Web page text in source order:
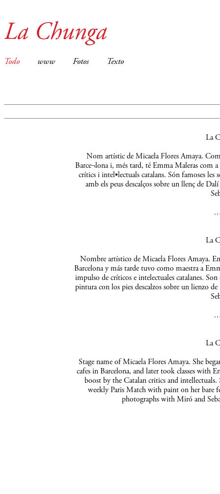
La Chunga
Todo www Fotos Texto
La
Nom artístic de Micaela Flores Amaya.
Barce¬lona i, més tard, té Emma Maleras com
crítics i intel•lectuals catalans. Són famoses
amb els peus descalços sobre un llenç de
La
Nombre artístico de Micaela Flores Amaya.
Barcelona y más tarde tuvo como maestra a
impulso de críticos e intelectuales catalanes.
pintura con los pies descalzos sobre un lienzo
La
Stage name of Micaela Flores Amaya. She
cafes in Barcelona, and later took classes with
boost by the Catalan critics and
weekly Paris Match with paint on her bare
photographs with Miró and